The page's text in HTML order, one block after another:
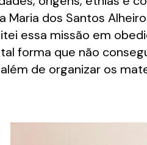
Maria dos Santos
essa missão em
forma que não
de organizar os